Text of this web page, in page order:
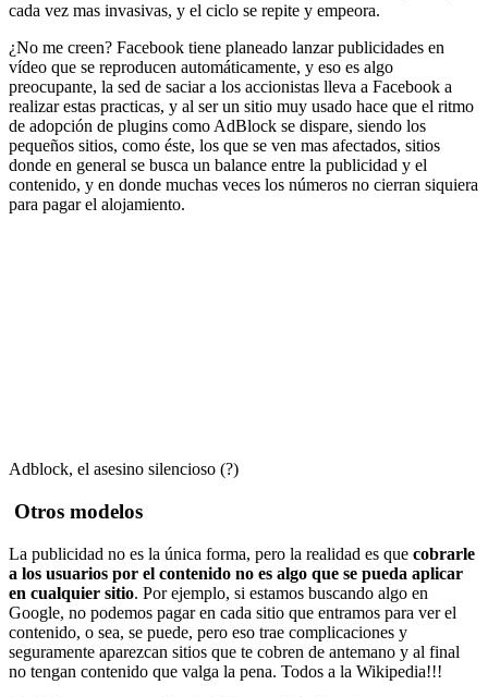
cada vez mas invasivas, y el ciclo se repite y empeora.
¿No me creen? Facebook tiene planeado lanzar publicidades en
vídeo que se reproducen automáticamente, y eso es algo
preocupante, la sed de saciar a los accionistas lleva a Facebook a
realizar estas practicas, y al ser un sitio muy usado hace que el ritmo
de adopción de plugins como AdBlock se dispare, siendo los
pequeños sitios, como éste, los que se ven mas afectados, sitios
donde en general se busca un balance entre la publicidad y el
contenido, y en donde muchas veces los números no cierran siquiera
para pagar el alojamiento.
Adblock, el asesino silencioso (?)
Otros modelos
La publicidad no es la única forma, pero la realidad es que cobrarle
a los usuarios por el contenido no es algo que se pueda aplicar
en cualquier sitio. Por ejemplo, si estamos buscando algo en
Google, no podemos pagar en cada sitio que entramos para ver el
contenido, o sea, se puede, pero eso trae complicaciones y
seguramente aparezcan sitios que te cobren de antemano y al final
no tengan contenido que valga la pena. Todos a la Wikipedia!!!